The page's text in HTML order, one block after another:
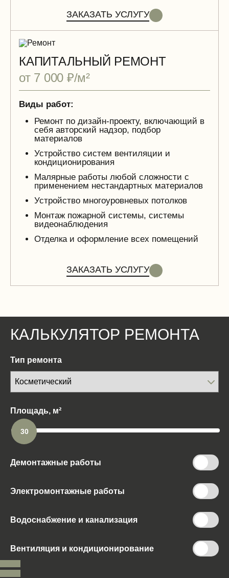
ЗАКАЗАТЬ УСЛУГУ
КАПИТАЛЬНЫЙ РЕМОНТ
от 7 000 ₽/м²
Виды работ:
Ремонт по дизайн-проекту, включающий в
себя авторский надзор, подбор
материалов
Устройство систем вентиляции и
кондиционирования
Малярные работы любой сложности с
применением нестандартных материалов
Устройство многоуровневых потолков
Монтаж пожарной системы, системы
видеонаблюдения
Отделка и оформление всех помещений
ЗАКАЗАТЬ УСЛУГУ
КАЛЬКУЛЯТОР РЕМОНТА
Тип ремонта
Площадь, м²
30
Демонтажные работы
Электромонтажные работы
Водоснабжение и канализация
Вентиляция и кондиционирование